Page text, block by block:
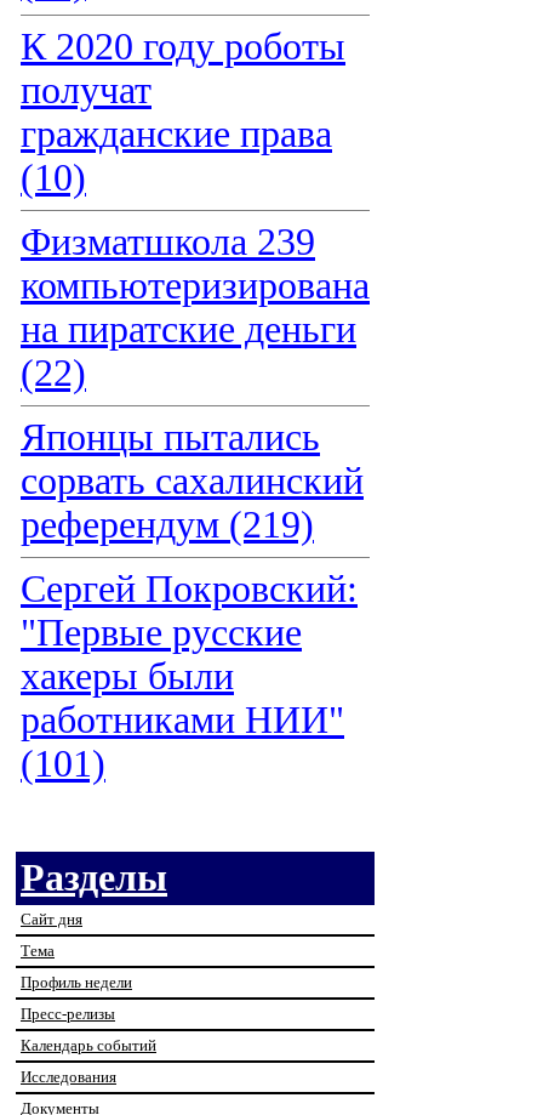
К 2020 году роботы
получат
гражданские права
(10)
Физматшкола 239
компьютеризирована
на пиратские деньги
(22)
Японцы пытались
сорвать сахалинский
референдум (219)
Сергей Покровский:
"Первые русские
хакеры были
работниками НИИ"
(101)
Разделы
Сайт дня
Тема
Профиль недели
Пресс-релизы
Календарь событий
Исследования
Документы